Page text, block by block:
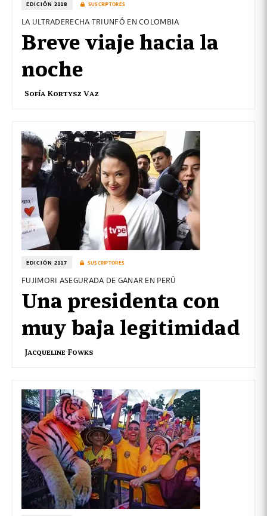
EDICIÓN 2118 SUSCRIPTORES
LA ULTRADERECHA TRIUNFÓ EN COLOMBIA
Breve viaje hacia la
noche
Sofía Kortysz Vaz
EDICIÓN 2117 SUSCRIPTORES
FUJIMORI ASEGURADA DE GANAR EN PERÚ
Una presidenta con
muy baja legitimidad
Jacqueline Fowks